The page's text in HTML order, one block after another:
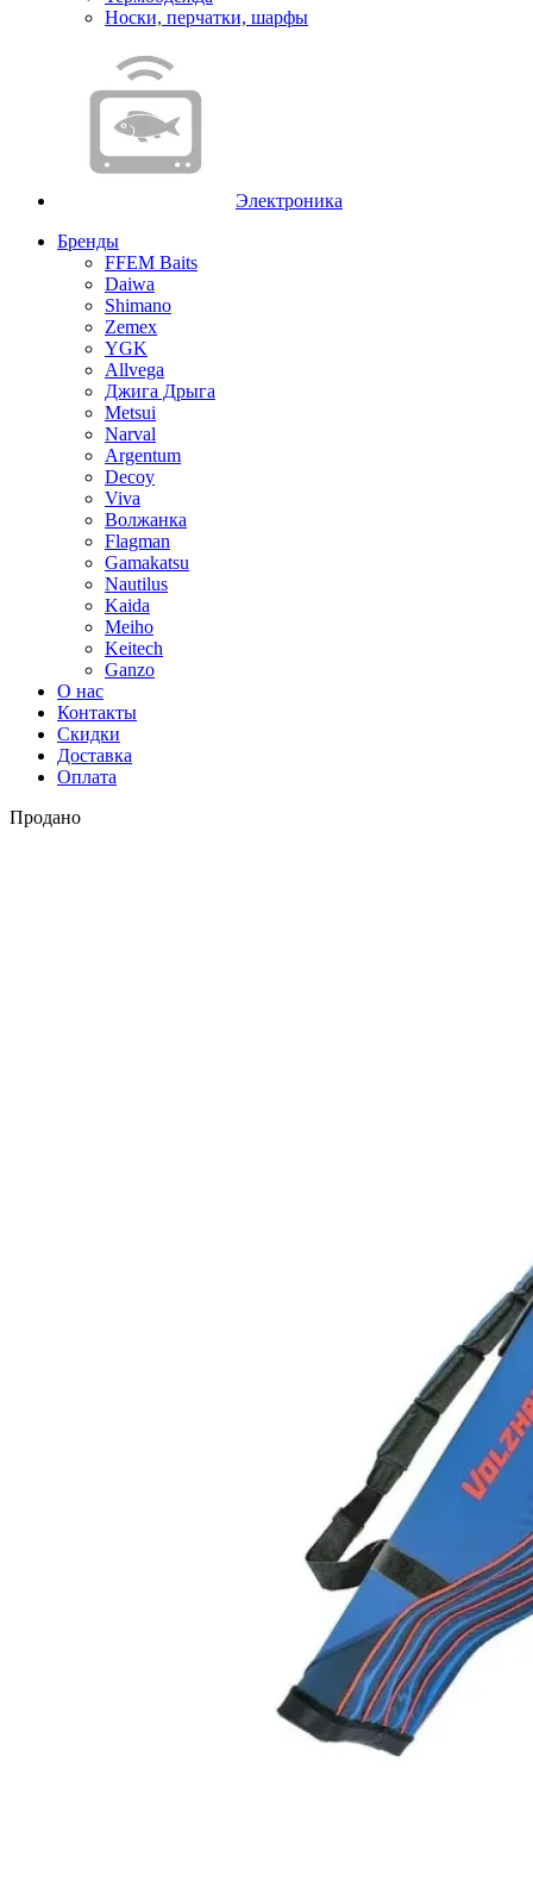
Носки, перчатки, шарфы
Электроника
Бренды
FFEM Baits
Daiwa
Shimano
Zemex
YGK
Allvega
Джига Дрыга
Metsui
Narval
Argentum
Decoy
Viva
Волжанка
Flagman
Gamakatsu
Nautilus
Kaida
Meiho
Keitech
Ganzo
О нас
Контакты
Скидки
Доставка
Оплата
Продано